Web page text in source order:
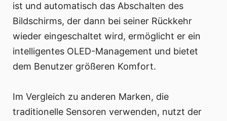
ist und automatisch das Abschalten des
Bildschirms, der dann bei seiner Rückkehr
wieder eingeschaltet wird, ermöglicht er ein
intelligentes OLED-Management und bietet
dem Benutzer größeren Komfort.
Im Vergleich zu anderen Marken, die
traditionelle Sensoren verwenden, nutzt der